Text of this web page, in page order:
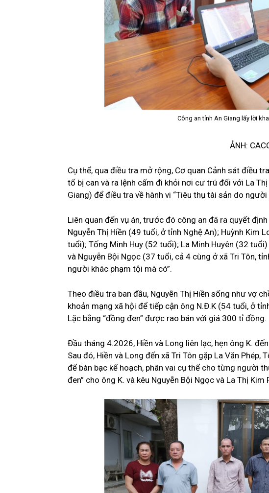
Công an tỉnh An Giang lấy lời
ẢNH:
Cụ thể, qua điều tra mở rộng, Cơ quan Cảnh sát điều
tố bị can và ra lệnh cấm đi khỏi nơi cư trú đối với La
Giang) để điều tra về hành vi “Tiêu thụ tài sản do
Liên quan đến vụ án, trước đó công an đã ra quyết
Nguyễn Thị Hiền (49 tuổi, ở tỉnh Nghệ An); Huỳnh Kim
tuổi); Tống Minh Huy (52 tuổi); La Minh Huyên (32
và Nguyễn Bội Ngọc (37 tuổi, cả 4 cùng ở xã Tri Tôn,
người khác phạm tội mà có”.
Theo điều tra ban đầu, Nguyễn Thị Hiền sống như vợ
khoản mạng xã hội để tiếp cận ông N.Đ.K (54 tuổi, ở
Lặc bằng “đồng đen” được rao bán với giá 300 tỉ đồng.
Đầu tháng 4.2026, Hiền và Long liên lạc, hẹn ông K.
Sau đó, Hiền và Long đến xã Tri Tôn gặp La Văn Phép,
để bàn bạc kế hoạch, phân vai cụ thể cho từng người
đen” cho ông K. và kêu Nguyễn Bội Ngọc và La Thị